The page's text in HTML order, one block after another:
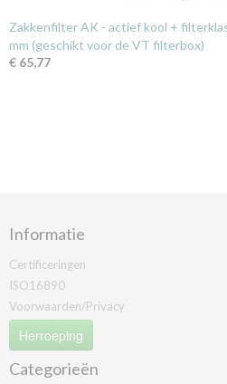
Zakkenfilter AK - actief kool +
mm (geschikt voor de VT filterbox)
€ 65,77
Informatie
Certificeringen
ISO16890
Voorwaarden/Privacy
Herroeping
Categorieën